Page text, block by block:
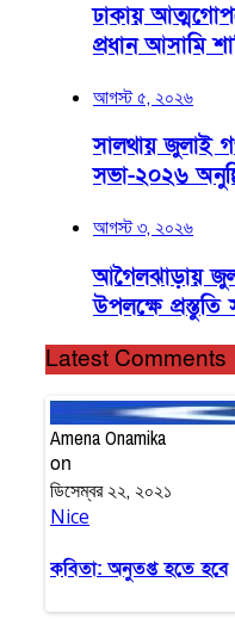
ঢাকায়
প্রধান আসামি
আগস্ট ৫, ২০২৬
সালথায় জুলাই
সভা-২০২৬
আগস্ট ৩, ২০২৬
আগৈলঝাড়ায়
উপলক্ষে প্রস্তুতি
Latest Comments
Amena Onamika
on
ডিসেম্বর ২২, ২০২১
Nice
কবিতা: অনুতপ্ত হতে হবে